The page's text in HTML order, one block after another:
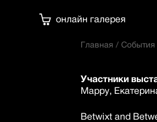
онлайн галерея
Главная / События
Участники
Марру,
Betwixt and